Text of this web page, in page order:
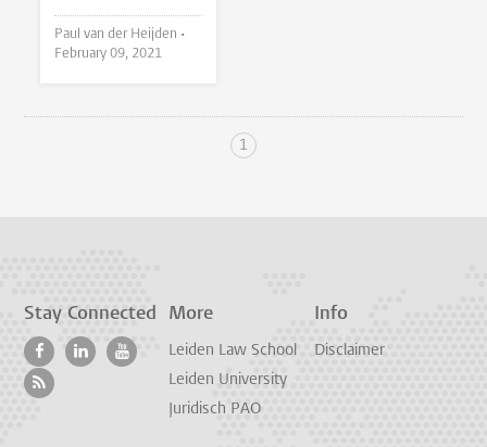
Paul van der Heijden •
February 09, 2021
1
Stay Connected More
Leiden Law School
Leiden University
Juridisch PAO
Info
Disclaimer